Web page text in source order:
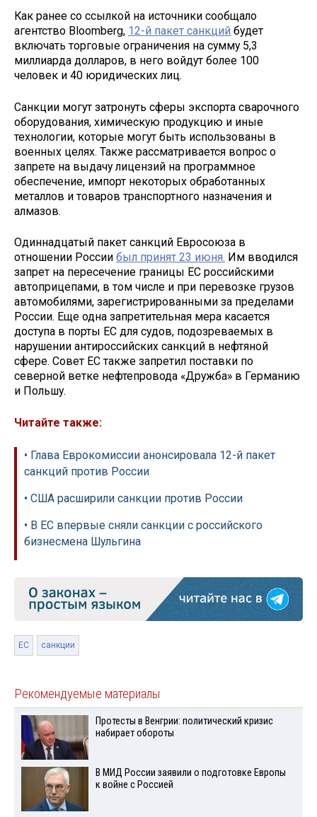
Как ранее со ссылкой на источники сообщало
агентство Bloomberg, 12-й пакет санкций будет
включать торговые ограничения на сумму 5,3
миллиарда долларов, в него войдут более 100
человек и 40 юридических лиц.
Санкции могут затронуть сферы экспорта сварочного
оборудования, химическую продукцию и иные
технологии, которые могут быть использованы в
военных целях. Также рассматривается вопрос о
запрете на выдачу лицензий на программное
обеспечение, импорт некоторых обработанных
металлов и товаров транспортного назначения и
алмазов.
Одиннадцатый пакет санкций Евросоюза в
отношении России был принят 23 июня. Им вводился
запрет на пересечение границы ЕС российскими
автоприцепами, в том числе и при перевозке грузов
автомобилями, зарегистрированными за пределами
России. Еще одна запретительная мера касается
доступа в порты ЕС для судов, подозреваемых в
нарушении антироссийских санкций в нефтяной
сфере. Совет ЕС также запретил поставки по
северной ветке нефтепровода «Дружба» в Германию
и Польшу.
Читайте также:
• Глава Еврокомиссии анонсировала 12-й пакет
санкций против России
• США расширили санкции против России
• В ЕС впервые сняли санкции с российского
бизнесмена Шульгина
ЕС санкции
Рекомендуемые материалы
Протесты в Венгрии: политический кризис
набирает обороты
В МИД России заявили о подготовке Европы
к войне с Россией